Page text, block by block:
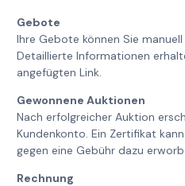
Gebote
Ihre Gebote können Sie
Detaillierte Informationen
angefügten Link.
Gewonnene Auktionen
Nach erfolgreicher Auktion
Kundenkonto. Ein Zertifikat
gegen eine Gebühr dazu
Rechnung